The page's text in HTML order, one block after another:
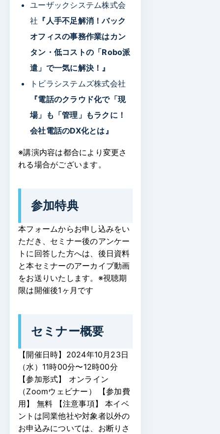
ユーザックシステム株式会
社 『人手不足解消！バック
オフィスの事務作業はカン
タン・低コストの「Robo派
遣」で一気に解決！』
トビラシステムズ株式会社
『電話のクラウド化で「現
場」も「管理」もラクに！
会社電話のDX化とは』
※講演内容は都合により変更さ
れる場合がございます。
参加特典
本フォームからお申し込みをい
ただき、セミナー後のアンケー
トに回答した方へは、後日資料
と本セミナーのアーカイブ動画
をお送りいたします。※視聴期
限は開催後1ヶ月です
セミナー概要
【開催日時】2024年10月23日
（水）11時00分〜12時00分
【参加形式】 オンライン
（Zoomウェビナー）
【参加費
用】 無料
【注意事項】 本イベ
ントは同業他社や対象者以外の
お申込みについては、お断りさ